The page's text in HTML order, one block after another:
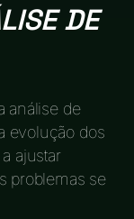
DE
análise de
evolução dos
ajustar
problemas se